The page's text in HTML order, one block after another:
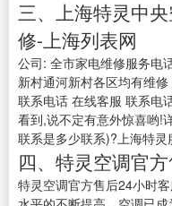
三、上海特灵中
修-上海列表网
公司: 全市家电维修服务电
新村通河新村各区均有维
联系电话 在线客服 联系电
看到,说不定有意外惊喜哟!
联系是多少联系)?上海特
四、特灵空调官
特灵空调官方售后24小时